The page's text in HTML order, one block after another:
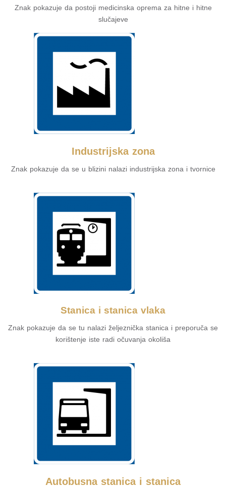
Znak pokazuje da postoji medicinska oprema za hitne i hitne
slučajeve
Industrijska zona
Znak pokazuje da se u blizini nalazi industrijska zona i tvornice
Stanica i stanica vlaka
Znak pokazuje da se tu nalazi željeznička stanica i preporuča se
korištenje iste radi očuvanja okoliša
Autobusna stanica i stanica